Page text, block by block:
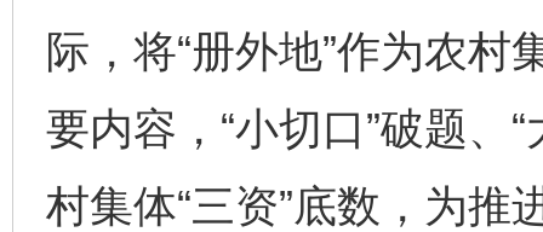
际，将“册外地”作为农村
要内容，“小切口”破题、
村集体“三资”底数，为推